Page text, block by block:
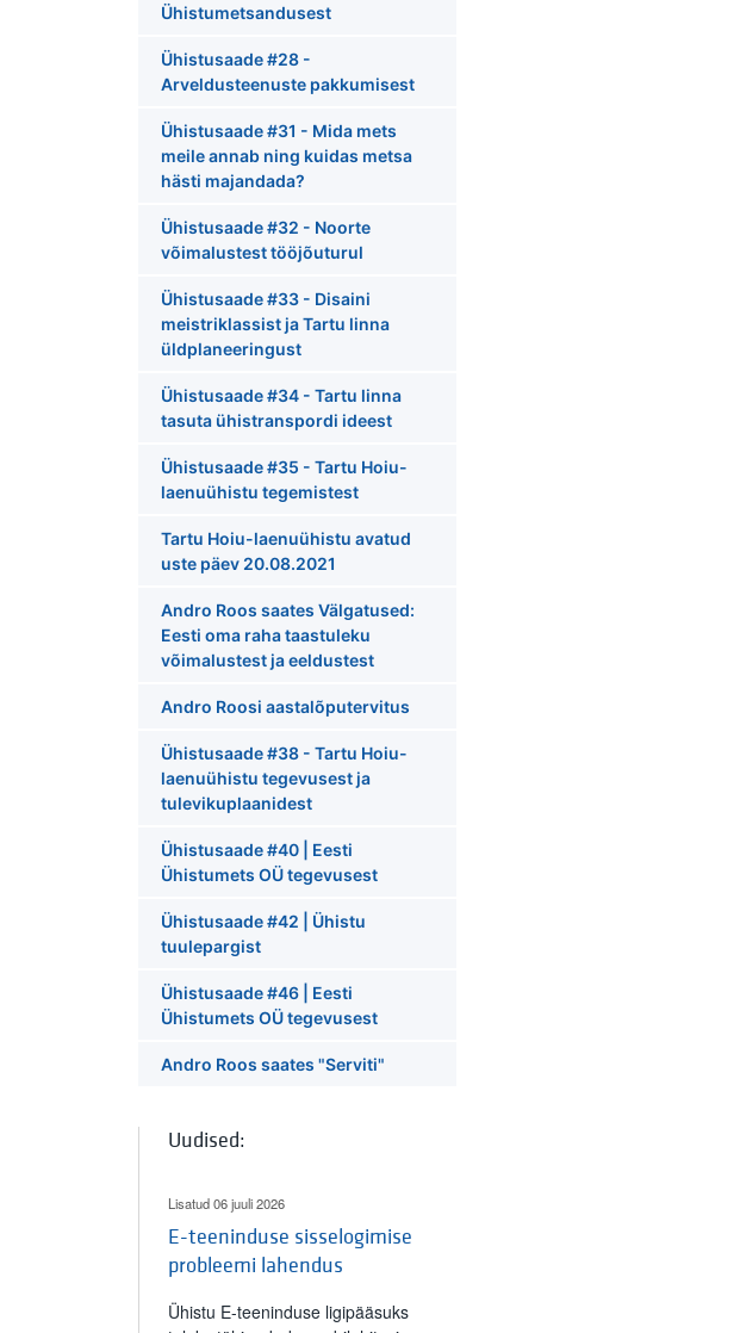
Ühistumetsandusest
Ühistusaade #28 -
Arveldusteenuste pakkumisest
Ühistusaade #31 - Mida mets
meile annab ning kuidas metsa
hästi majandada?
Ühistusaade #32 - Noorte
võimalustest tööjõuturul
Ühistusaade #33 - Disaini
meistriklassist ja Tartu linna
üldplaneeringust
Ühistusaade #34 - Tartu linna
tasuta ühistranspordi ideest
Ühistusaade #35 - Tartu Hoiu-
laenuühistu tegemistest
Tartu Hoiu-laenuühistu avatud
uste päev 20.08.2021
Andro Roos saates Välgatused:
Eesti oma raha taastuleku
võimalustest ja eeldustest
Andro Roosi aastalõputervitus
Ühistusaade #38 - Tartu Hoiu-
laenuühistu tegevusest ja
tulevikuplaanidest
Ühistusaade #40 | Eesti
Ühistumets OÜ tegevusest
Ühistusaade #42 | Ühistu
tuulepargist
Ühistusaade #46 | Eesti
Ühistumets OÜ tegevusest
Andro Roos saates "Serviti"
Uudised:
Lisatud 06 juuli 2026
E-teeninduse sisselogimise
probleemi lahendus
Ühistu E-teeninduse ligipääsuks